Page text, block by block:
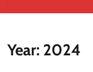
Year: 2024